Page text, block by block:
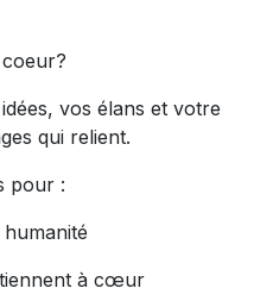
vos élans et votre
qui relient.
pour :
à cœur